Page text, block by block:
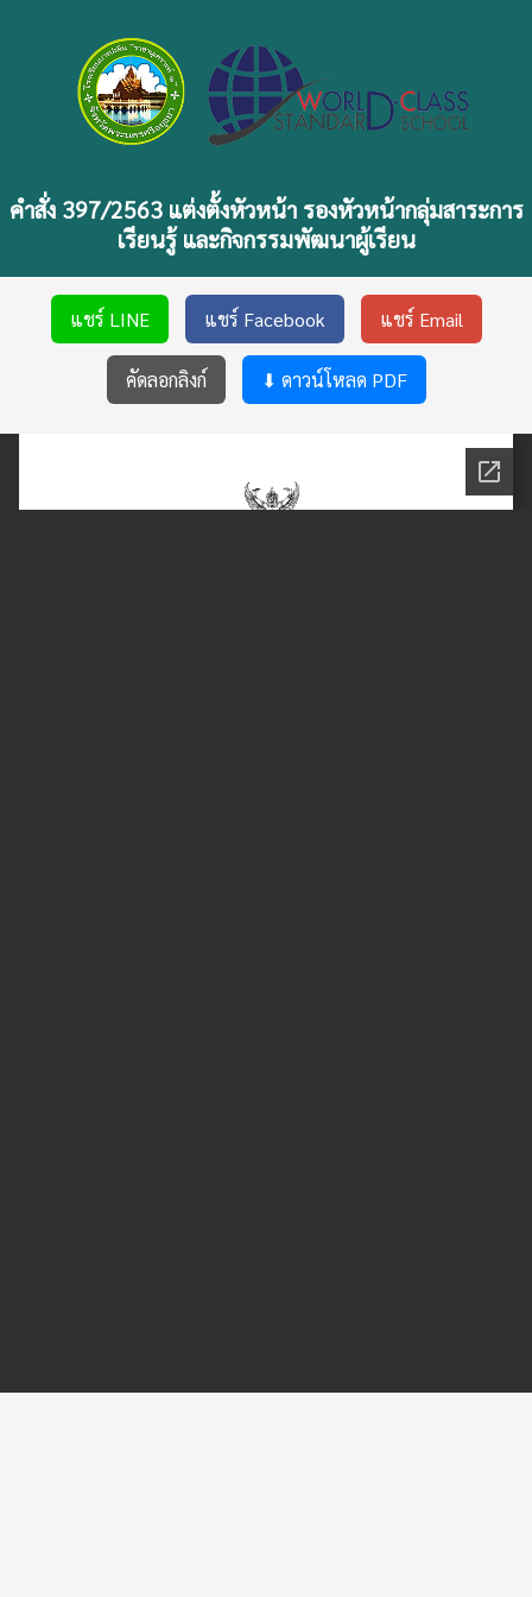
คำสั่ง 397/2563 แต่งตั้งหัวหน้า รองหัวหน้ากลุ่มสาระการ
เรียนรู้ และกิจกรรมพัฒนาผู้เรียน
แชร์ LINE แชร์ Facebook แชร์ Email
คัดลอกลิงก์ ⬇ ดาวน์โหลด PDF